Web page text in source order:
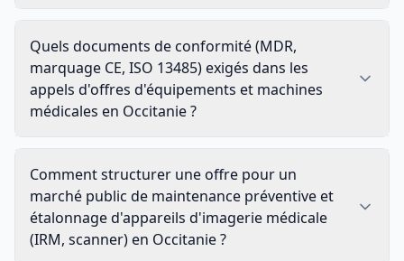
Quels documents de conformité (MDR,
marquage CE, ISO 13485) exigés dans les
appels d'offres d'équipements et machines
médicales en Occitanie ?
Comment structurer une offre pour un
marché public de maintenance préventive et
étalonnage d'appareils d'imagerie médicale
(IRM, scanner) en Occitanie ?